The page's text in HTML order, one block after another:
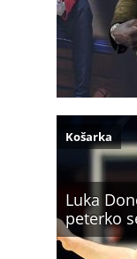
Luka
peterko
Košarka